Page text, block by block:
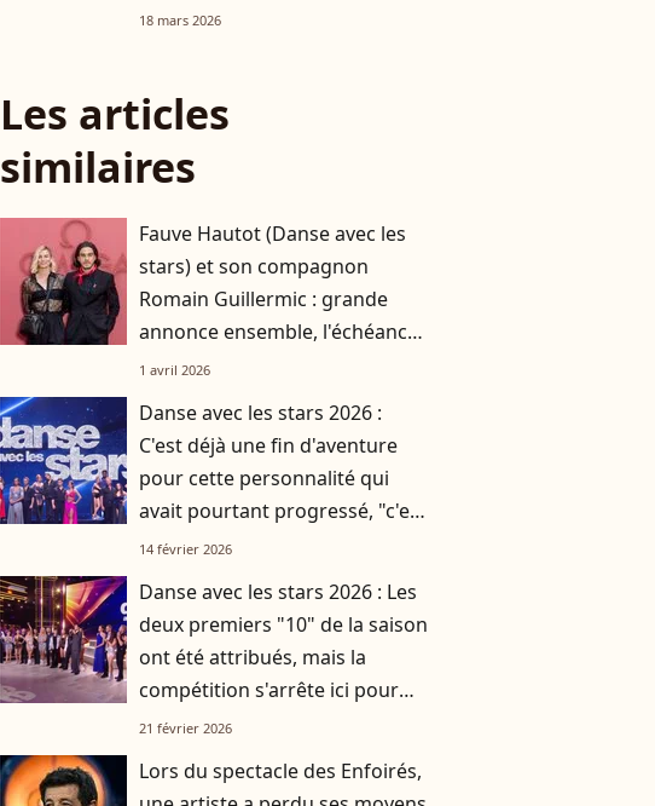
du tout au tout
18 mars 2026
Les articles
similaires
Fauve Hautot (Danse avec les
stars) et son compagnon
Romain Guillermic : grande
annonce ensemble, l'échéance
est dans quelques mois
1 avril 2026
Danse avec les stars 2026 :
C'est déjà une fin d'aventure
pour cette personnalité qui
avait pourtant progressé, "c'est
presque dommage"
14 février 2026
Danse avec les stars 2026 : Les
deux premiers "10" de la saison
ont été attribués, mais la
compétition s'arrête ici pour
cette personnalité
21 février 2026
Lors du spectacle des Enfoirés,